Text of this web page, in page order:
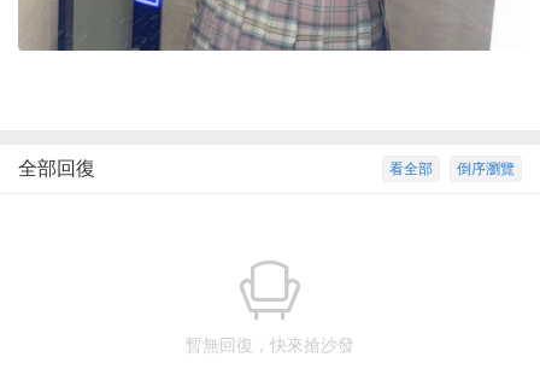
倒序瀏覽
看全部
全部回復
暫無回復，快來搶沙發